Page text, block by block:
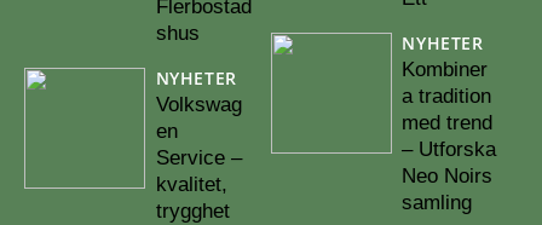
Flerbostad
shus
NYHETER
Volkswag
en
Service –
kvalitet,
trygghet
NYHETER
Kombiner
a tradition
med trend
– Utforska
Neo Noirs
samling